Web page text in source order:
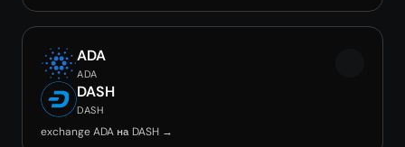
ADA
ADA
DASH
DASH
exchange ADA на DASH →